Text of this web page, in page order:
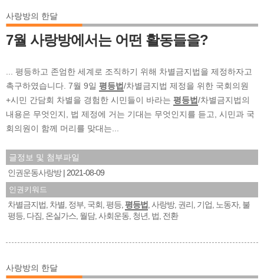
사랑방의 한달
7월 사랑방에서는 어떤 활동들을?
... 평등하고 존엄한 세계로 조직하기 위해 차별금지법을 제정하자고
촉구하였습니다. 7월 9일 평등법/차별금지법 제정을 위한 국회의원
+시민 간담회 차별을 경험한 시민들이 바라는 평등법/차별금지법의
내용은 무엇인지, 법 제정에 거는 기대는 무엇인지를 듣고, 시민과 국
회의원이 함께 머리를 맞대는...
글정보 및 첨부파일
인권운동사랑방
2021-08-09
인권키워드
차별금지법 차별 정부 국회 평등 평등법 사랑방, 권리 기업 노동자, 불
평등 다짐 온실가스 월담, 사회운동 청년 법 전환
사랑방의 한달